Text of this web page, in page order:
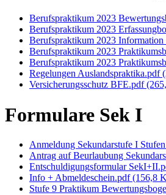
Berufspraktikum 2023
Berufspraktikum 2023
Berufspraktikum 2023 Information
Berufspraktikum 2023
Berufspraktikum 2023
Regelungen Auslandspraktika.pdf
Versicherungsschutz BFE.pdf
Formulare Sek I
Anmeldung Sekundarstufe I
Antrag auf Beurlaubung
Entschuldigungsformular
Info + Abmeldeschein.pdf(156,8
Stufe 9 Praktikum